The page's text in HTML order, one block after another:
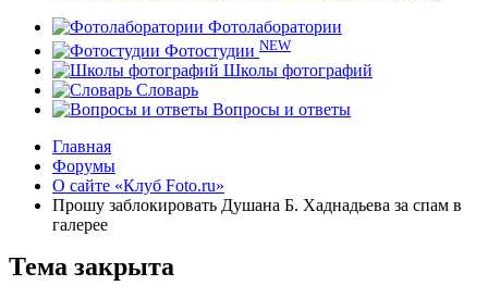
Фотолаборатории
Фотостудии NEW
Школы фотографий
Словарь
Вопросы и ответы
Главная
Форумы
О сайте «Клуб Foto.ru»
Прошу заблокировать Душана Б. Хаднадьева за спам в
галерее
Тема закрыта